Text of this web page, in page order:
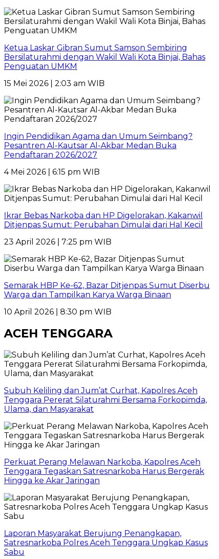
Ketua Laskar Gibran Sumut Samson Sembiring
Bersilaturahmi dengan Wakil Wali Kota Binjai, Bahas
Penguatan UMKM
15 Mei 2026 | 2:03 am WIB
Ingin Pendidikan Agama dan Umum Seimbang?
Pesantren Al-Kautsar Al-Akbar Medan Buka
Pendaftaran 2026/2027
4 Mei 2026 | 6:15 pm WIB
Ikrar Bebas Narkoba dan HP Digelorakan, Kakanwil
Ditjenpas Sumut: Perubahan Dimulai dari Hal Kecil
23 April 2026 | 7:25 pm WIB
Semarak HBP Ke-62, Bazar Ditjenpas Sumut Diserbu
Warga dan Tampilkan Karya Warga Binaan
10 April 2026 | 8:30 pm WIB
ACEH TENGGARA
Subuh Keliling dan Jum’at Curhat, Kapolres Aceh
Tenggara Pererat Silaturahmi Bersama Forkopimda,
Ulama, dan Masyarakat
Perkuat Perang Melawan Narkoba, Kapolres Aceh
Tenggara Tegaskan Satresnarkoba Harus Bergerak
Hingga ke Akar Jaringan
Laporan Masyarakat Berujung Penangkapan,
Satresnarkoba Polres Aceh Tenggara Ungkap Kasus
Sabu